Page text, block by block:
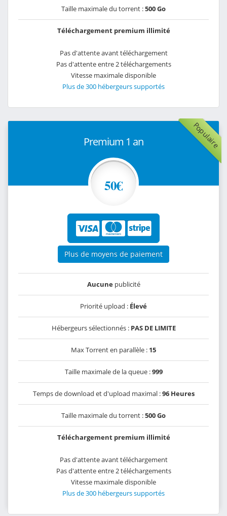
Taille maximale du torrent :500 Go
Téléchargement premium illimité
Pas d'attente avant téléchargement
Pas d'attente entre 2 téléchargements
Vitesse maximale disponible
Plus de 300 hébergeurs supportés
Populaire
Premium 1 an
50€
Plus de moyens de paiement
Aucunepublicité
Priorité upload : Élevé
Hébergeurs sélectionnés : PAS DE LIMITE
Max Torrent en parallèle : 15
Taille maximale de la queue :999
Temps de download et d'upload maximal :96 Heures
Taille maximale du torrent :500 Go
Téléchargement premium illimité
Pas d'attente avant téléchargement
Pas d'attente entre 2 téléchargements
Vitesse maximale disponible
Plus de 300 hébergeurs supportés